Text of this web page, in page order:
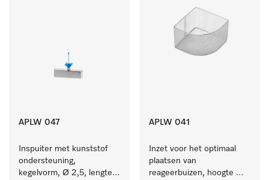
APLW 047
Inspuiter met kunststof
ondersteuning,
kegelvorm, Ø 2,5, lengte
APLW 041
Inzet voor het optimaal
plaatsen van
reageerbuizen, hoogte